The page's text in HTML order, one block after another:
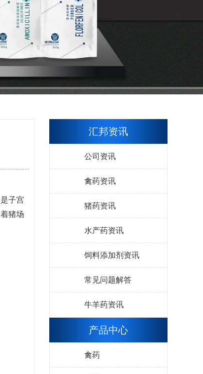
子宫
猪场
汇邦资讯
公司资讯
禽药资讯
猪药资讯
水产药资讯
饲料添加剂资讯
常见问题解答
牛羊药资讯
产品中心
禽药